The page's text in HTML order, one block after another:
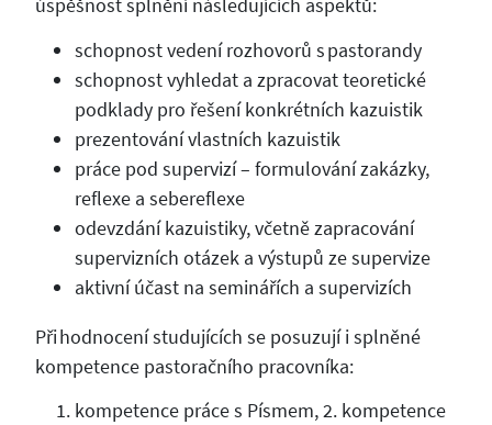
úspěšnost splnění následujících aspektů:
schopnost vedení rozhovorů s pastorandy
schopnost vyhledat a zpracovat teoretické
podklady pro řešení konkrétních kazuistik
prezentování vlastních kazuistik
práce pod supervizí – formulování zakázky,
reflexe a sebereflexe
odevzdání kazuistiky, včetně zapracování
supervizních otázek a výstupů ze supervize
aktivní účast na seminářích a supervizích
Při hodnocení studujících se posuzují i splněné
kompetence pastoračního pracovníka:
kompetence práce s Písmem, 2. kompetence